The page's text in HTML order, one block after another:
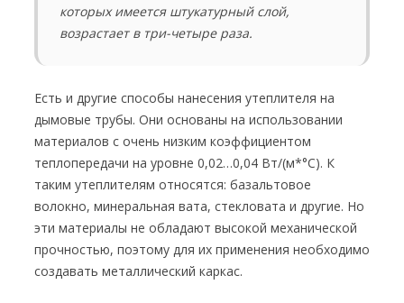
которых имеется штукатурный слой,
возрастает в три-четыре раза.
Есть и другие способы нанесения утеплителя на
дымовые трубы. Они основаны на использовании
материалов с очень низким коэффициентом
теплопередачи на уровне 0,02…0,04 Вт/(м*°С). К
таким утеплителям относятся: базальтовое
волокно, минеральная вата, стекловата и другие. Но
эти материалы не обладают высокой механической
прочностью, поэтому для их применения необходимо
создавать металлический каркас.